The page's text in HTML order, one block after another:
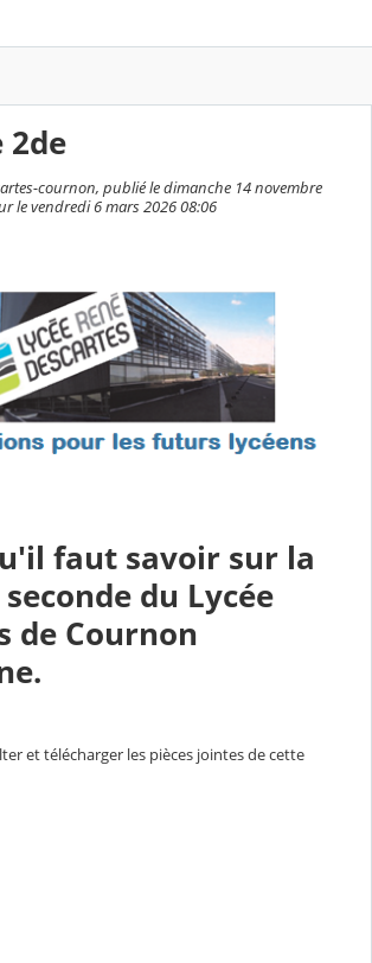
2de
cournon, publié le dimanche 14 novembre
le vendredi 6 mars 2026 08:06
faut savoir sur la
du Lycée
de Cournon
et télécharger les pièces jointes de cette